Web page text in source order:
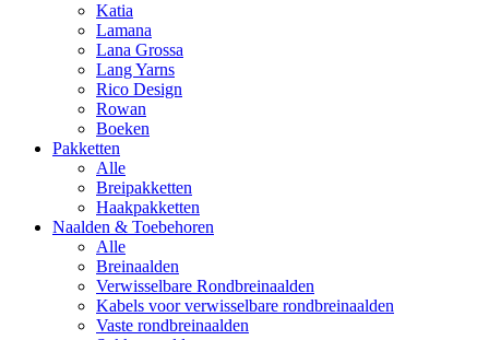
Katia
Lamana
Lana Grossa
Lang Yarns
Rico Design
Rowan
Boeken
Pakketten
Alle
Breipakketten
Haakpakketten
Naalden & Toebehoren
Alle
Breinaalden
Verwisselbare Rondbreinaalden
Kabels voor verwisselbare rondbreinaalden
Vaste rondbreinaalden